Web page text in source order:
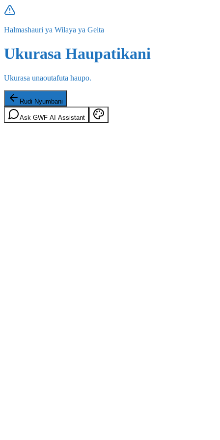
Halmashauri ya Wilaya ya Geita
Ukurasa Haupatikani
Ukurasa unaoutafuta haupo.
Rudi Nyumbani
Ask GWF AI Assistant